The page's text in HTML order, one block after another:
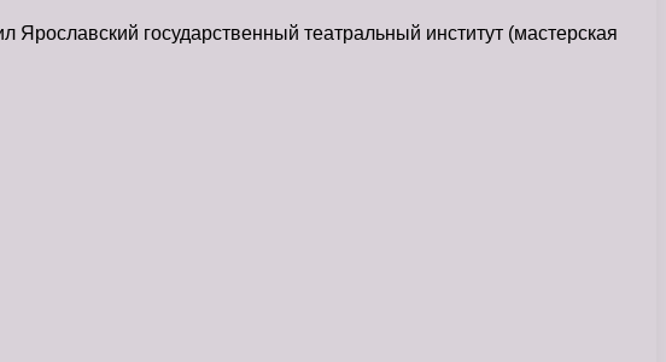
государственный театральный институт (мастерская